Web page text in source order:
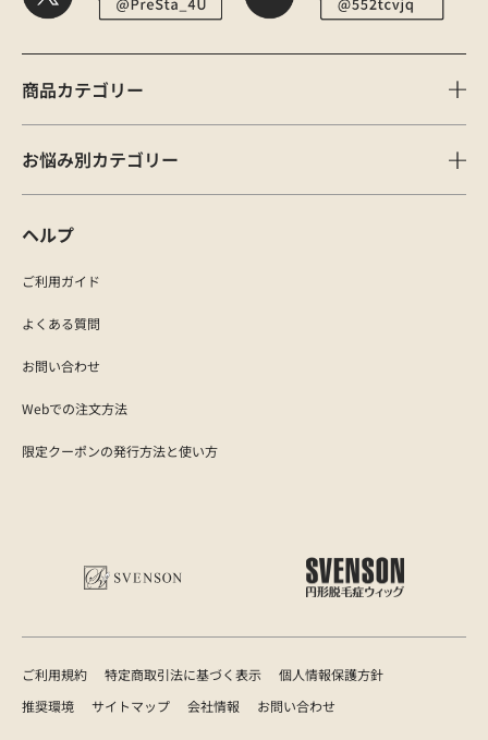
商品カテゴリー
お悩み別カテゴリー
ヘルプ
ご利用ガイド
よくある質問
お問い合わせ
Webでの注文方法
限定クーポンの発行方法と使い方
ご利用規約 特定商取引法に基づく表示
個人情報保護方針
推奨環境
サイトマップ 会社情報 お問い合わせ